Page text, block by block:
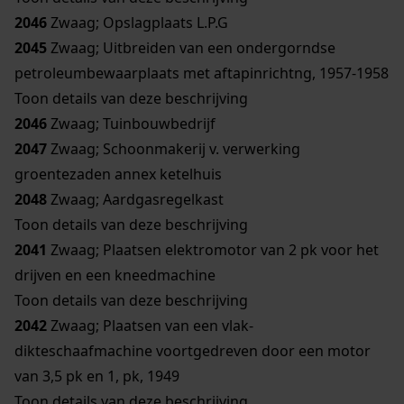
2046Zwaag; Opslagplaats L.P.G
2045Zwaag; Uitbreiden van een ondergorndse
petroleumbewaarplaats met aftapinrichtng, 1957-1958
Toon details van deze beschrijving
2046Zwaag; Tuinbouwbedrijf
2047Zwaag; Schoonmakerij v. verwerking
groentezaden annex ketelhuis
2048Zwaag; Aardgasregelkast
Toon details van deze beschrijving
2041 Zwaag; Plaatsen elektromotor van 2 pk voor het
drijven en een kneedmachine
Toon details van deze beschrijving
2042Zwaag; Plaatsen van een vlak-
dikteschaafmachine voortgedreven door een motor
van 3,5 pk en 1, pk, 1949